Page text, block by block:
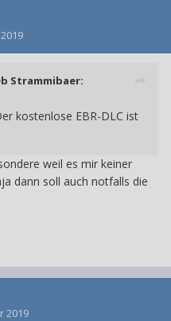
Strammibaer:
kostenlose EBR-DLC ist
weil es mir keiner
dann soll auch notfalls die
2019